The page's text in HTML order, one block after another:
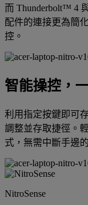
而 Thunderbolt™ 4
配件的連接更為簡
控。
智能操控，
利用指定按鍵即可
調整並存取捷徑。
式，無需中斷手邊
NitroSense